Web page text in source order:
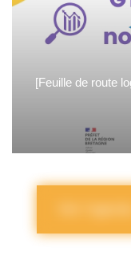
[Feuille de route